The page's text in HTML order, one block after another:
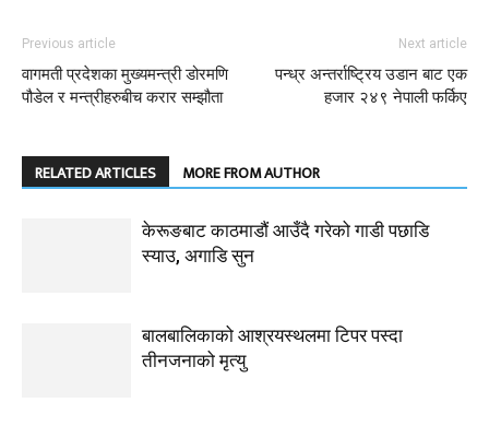
Previous article
वागमती प्रदेशका मुख्यमन्त्री डोरमणि
पौडेल र मन्त्रीहरुबीच करार सम्झौता
Next article
पन्ध्र अन्तर्राष्ट्रिय उडान बाट एक
हजार २४९ नेपाली फर्किए
RELATED ARTICLES MORE FROM AUTHOR
केरूङबाट काठमाडौं आउँदै गरेको गाडी पछाडि
स्याउ, अगाडि सुन
बालबालिकाको आश्रयस्थलमा टिपर पस्दा
तीनजनाको मृत्यु